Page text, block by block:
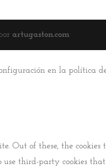
artugaston.com
en la política
Out of these, the
third-party cookies